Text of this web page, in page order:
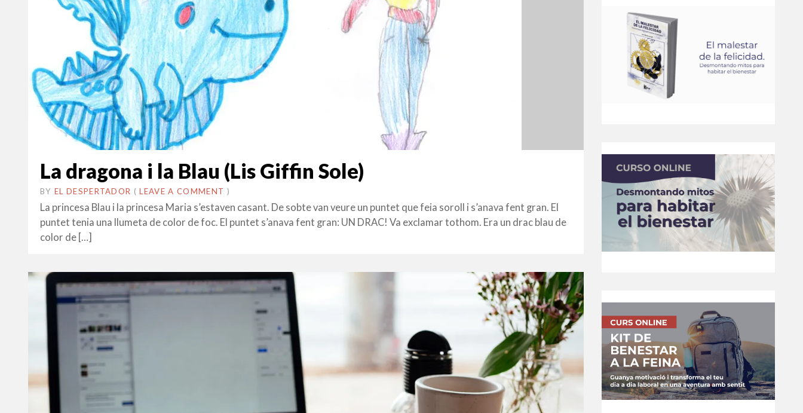
La dragona i la Blau (Lis Giffin Sole)
BY EL DESPERTADOR ON
20
ABRIL
•(LEAVE A COMMENT )
La princesa Blau i la princesa Maria s’estaven casant. De sobte van veure un puntet que feia soroll i s’anava fent gran. El
puntet tenia una llumeta de color de foc. El puntet s’anava fent gran: UN DRAC! Va exclamar tothom. Era un drac blau de
color de […]